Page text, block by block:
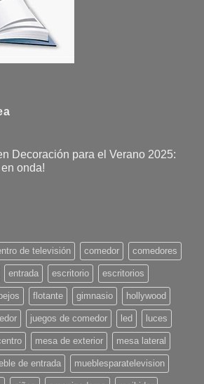
Decoración para el Verano 2025:
en onda!
de televisión comedor comedores
entrada escritorio escritorios
flotante gimnasio hollywood
juegos de comedor led luces
mesa de exterior mesa lateral
de entrada mueblesparatelevision